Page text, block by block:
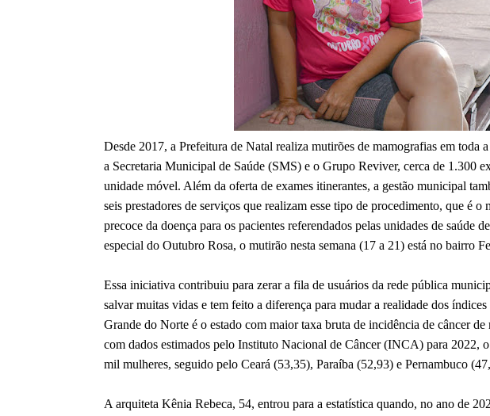
Desde 2017, a Prefeitura de Natal realiza mutirões de mamografias em toda
a Secretaria Municipal de Saúde (SMS) e o Grupo Reviver, cerca de 1.300
unidade móvel. Além da oferta de exames itinerantes, a gestão municipal
seis prestadores de serviços que realizam esse tipo de procedimento, que é o
precoce da doença para os pacientes referendados pelas unidades de saúde
especial do Outubro Rosa, o mutirão nesta semana (17 a 21) está no bairro
Essa iniciativa contribuiu para zerar a fila de usuários da rede pública
salvar muitas vidas e tem feito a diferença para mudar a realidade dos
Grande do Norte é o estado com maior taxa bruta de incidência de câncer
com dados estimados pelo Instituto Nacional de Câncer (INCA) para 2022,
mil mulheres, seguido pelo Ceará (53,35), Paraíba (52,93) e Pernambuco
A arquiteta Kênia Rebeca, 54, entrou para a estatística quando, no ano de